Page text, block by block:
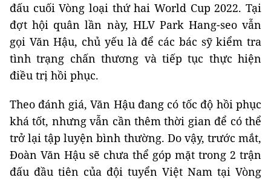
đấu cuối Vòng loại thứ hai World Cup 2022. Tại
đợt hội quân lần này, HLV Park Hang-seo vẫn
gọi Văn Hậu, chủ yếu là để các bác sỹ kiểm tra
tình trạng chấn thương và tiếp tục thực hiện
điều trị hồi phục.
Theo đánh giá, Văn Hậu đang có tốc độ hồi phục
khá tốt, nhưng vẫn cần thêm thời gian để có thể
trở lại tập luyện bình thường. Do vậy, trước mắt,
Đoàn Văn Hậu sẽ chưa thể góp mặt trong 2 trận
đấu đầu tiên của đội tuyển Việt Nam tại Vòng